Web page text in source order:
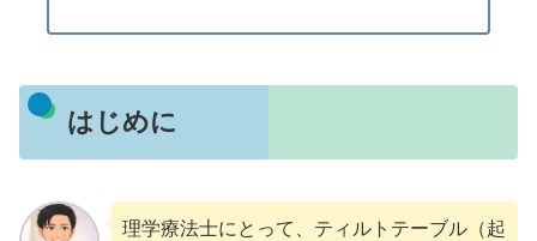
はじめに
理学療法士にとって、ティルトテーブル（起